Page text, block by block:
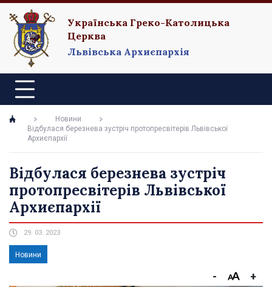
Українська Греко-Католицька
Церква
Львівська Архиєпархія
Новини
Відбулася березнева зустріч протопресвітерів Львівської
Архиєпархії
Відбулася березнева зустріч
протопресвітерів Львівської
Архиєпархії
29. 03. 2023
Новини
- +